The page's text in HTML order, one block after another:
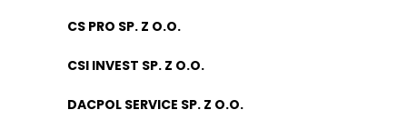
CS PRO SP. Z O.O.
CSI INVEST SP. Z O.O.
DACPOL SERVICE SP. Z O.O.